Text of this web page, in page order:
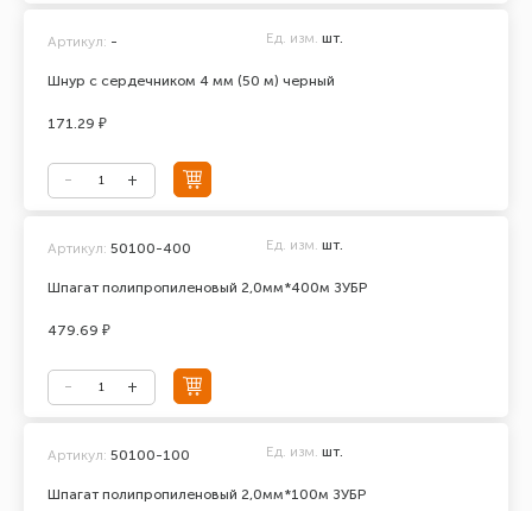
Шнур с сердечником 4 мм (50 м) черный
Артикул: - Ед. изм. шт.
171.29 ₽
Шпагат полипропиленовый 2,0мм*400м ЗУБР
Артикул: 50100-400 Ед. изм. шт.
479.69 ₽
Шпагат полипропиленовый 2,0мм*100м ЗУБР
Артикул: 50100-100 Ед. изм. шт.